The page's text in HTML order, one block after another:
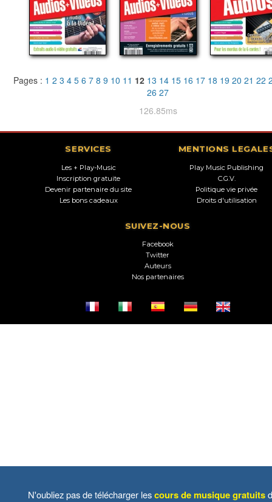
Pages : 1 2 3 4 5 6 7 8 9 10 11 12 13 14 15 16 17 18 19 20 21 22
26 27
126.85ms
SERVICES
Les + Play-Music
Inscription gratuite
Devenir partenaire du site
Les bons cadeaux
MENTIONS
Play Music Publishing
C.G.V.
Politique vie privée
Droits d'utilisation
SUIVEZ-NOUS
Facebook
Twitter
Auteurs
Nos partenaires
N'oubliez pas de télécharger lescours de musique gratuits